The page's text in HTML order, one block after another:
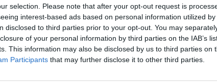
selection. Please note that after your opt-out request is
interest-based ads based on personal information utilized
disclosed to third parties prior to your opt-out. You may
of your personal information by third parties on the IAB’s
This information may also be disclosed by us to third parties on
Participants that may further disclose it to other third parties.
azonosításában pedig a Duolingo a követői segítségét kéri.